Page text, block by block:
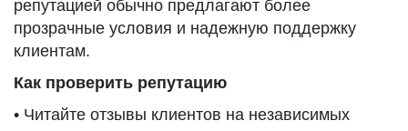
репутацией обычно предлагают более
прозрачные условия и надежную поддержку
клиентам.
Как проверить репутацию
• Читайте отзывы клиентов на независимых